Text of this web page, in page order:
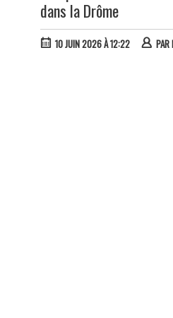
dans la Drôme
10 JUIN 2026 À 12:22 PAR